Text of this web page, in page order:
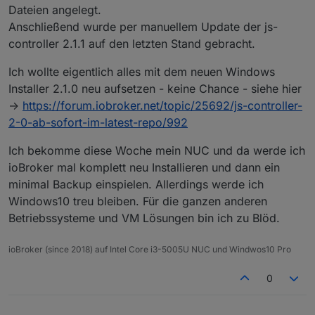
ERR!   stack:
ERR!
'Error: EPERM: operation not permitted,
npm
ERR!
   errno: -
4048,npm
   code:
'EPERM',
npm
ERR!
syscall: 'rename' ,npm
ERR!   path:
'C:\\IoB
npm
ERR!
      errno: -4048,
ERR!      code: 'EPERM',
npm
ERR!
npm
ERR!
      path:npm
ERR!
'C:\\IoB
npm
'C:\\IoB
Dateien angelegt.
Anschließend wurde per manuellem Update der js-
controller 2.1.1 auf den letzten Stand gebracht.
Ich wollte eigentlich alles mit dem neuen Windows
Installer 2.1.0 neu aufsetzen - keine Chance - siehe hier
-> https://forum.iobroker.net/topic/25692/js-controller-
2-0-ab-sofort-im-latest-repo/992
Ich bekomme diese Woche mein NUC und da werde ich
ioBroker mal komplett neu Installieren und dann ein
minimal Backup einspielen. Allerdings werde ich
Windows10 treu bleiben. Für die ganzen anderen
Betriebssysteme und VM Lösungen bin ich zu Blöd.
ioBroker (since 2018) auf Intel Core i3-5005U NUC und Windwos10 Pro
0